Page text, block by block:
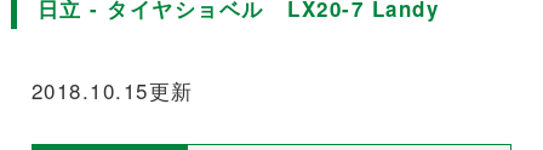
日立 - タイヤショベル LX20-7 Landy
2018.10.15更新